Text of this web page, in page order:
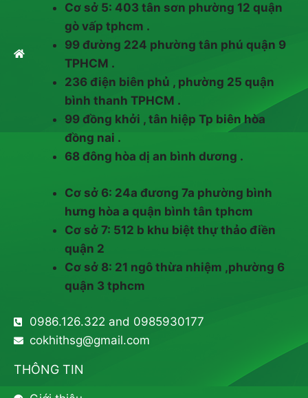
Cơ sở 5: 403 tân sơn phường 12 quận
gò vấp tphcm .
99 đường 224 phường tân phú quận 9
TPHCM .
236 điện biên phủ , phường 25 quận
bình thanh TPHCM .
99 đồng khởi , tân hiệp Tp biên hòa
đồng nai .
68 đông hòa dị an bình dương .
Cơ sở 6: 24a đương 7a phường bình
hưng hòa a quận bình tân tphcm
Cơ sở 7: 512 b khu biệt thự thảo điền
quận 2
Cơ sở 8: 21 ngô thừa nhiệm ,phường 6
quận 3 tphcm
0986.126.322 and 0985930177
cokhithsg@gmail.com
THÔNG TIN